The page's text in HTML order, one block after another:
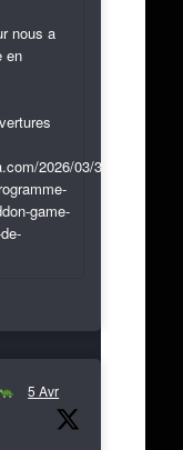
nous a
en
2026/03/31/exclusif-
game-
5 Avr